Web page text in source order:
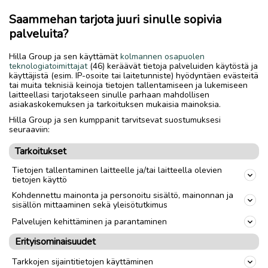
Metsähallitus sulkee varaustupia
marraskuulta, metsästäjiä ei
huomioitu – ”Olemme tottuneita
liikkumaan alueella”
PAIKALLISUUTISET25.9.2024
Takaisin ylös
Hilla Group Oyj
Saammehan tarjota juuri sinulle sopivia
palveluita?
Hilla Group ja sen käyttämätkolmannen osapuolen
teknologiatoimittajat(46) keräävät tietoja palveluiden käytöstä ja
käyttäjistä (esim. IP-osoite tai laitetunniste) hyödyntäen evästeitä
tai muita teknisiä keinoja tietojen tallentamiseen ja lukemiseen
laitteellasi tarjotakseen sinulle parhaan mahdollisen
asiakaskokemuksen ja tarkoituksen mukaisia mainoksia.
Hilla Group ja sen kumppanit tarvitsevat suostumuksesi
seuraaviin:
Tarkoitukset
Tietojen tallentaminen laitteelle ja/tai laitteella olevien
tietojen käyttö
Kohdennettu mainonta ja personoitu sisältö, mainonnan ja
sisällön mittaaminen sekä yleisötutkimus
Palvelujen kehittäminen ja parantaminen
Erityisominaisuudet
Tarkkojen sijaintitietojen käyttäminen